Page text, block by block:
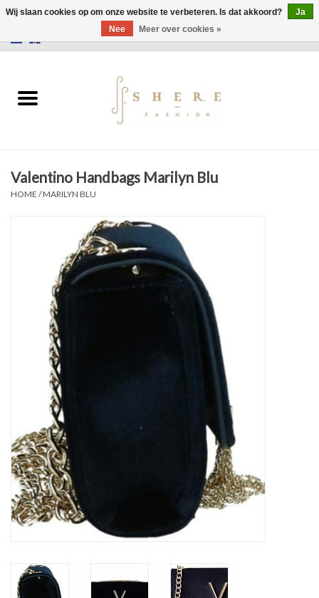
Jurken
Rokken
Accessoires
Merken
Valentino Handbags Marilyn Blu
HOME /MARILYN BLU
Wij slaan cookies op om onze website te verbeteren. Is dat akkoord?
Ja
Nee
Meer over cookies »